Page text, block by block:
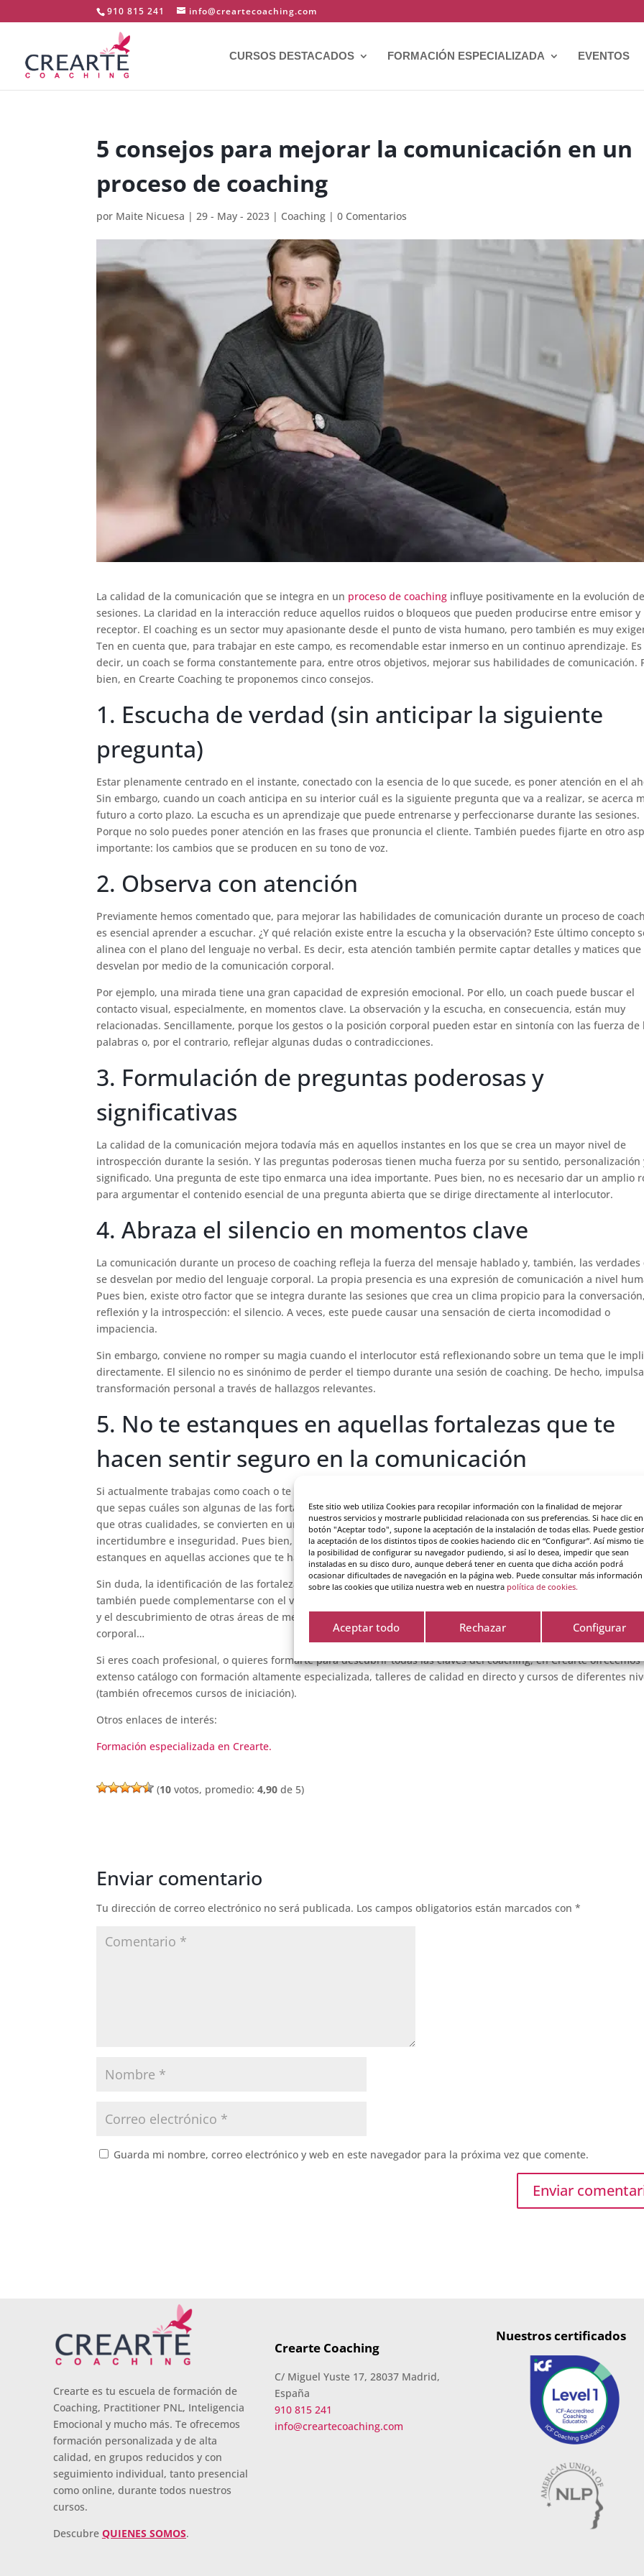
Este sitio web utiliza Cookies para recopilar información con la finalidad de mejorar
nuestros servicios y mostrarle publicidad relacionada con sus preferencias. Si hace clic
botón "Aceptar todo", supone la aceptación de la instalación de todas ellas. Puede
la aceptación de los distintos tipos de cookies haciendo clic en “Configurar”. Así mismo
la posibilidad de configurar su navegador pudiendo, si así lo desea, impedir que sean
instaladas en su disco duro, aunque deberá tener en cuenta que dicha acción podrá
ocasionar dificultades de navegación en la página web. Puede consultar más información
sobre las cookies que utiliza nuestra web en nuestra política de cookies.
Aceptar todo Rechazar Configurar
910 815 241 info@creartecoaching.com
CURSOS DESTACADOS FORMACIÓN ESPECIALIZADA EVENTOS
5 consejos para mejorar la comunicación en un
proceso de coaching
por Maite Nicuesa |29 - May - 2023 | Coaching |0 Comentarios
La calidad de la comunicación que se integra en un proceso de coaching influye positivamente en la evolución
sesiones. La claridad en la interacción reduce aquellos ruidos o bloqueos que pueden producirse entre emisor y
receptor. El coaching es un sector muy apasionante desde el punto de vista humano, pero también es muy
Ten en cuenta que, para trabajar en este campo, es recomendable estar inmerso en un continuo aprendizaje. Es
decir, un coach se forma constantemente para, entre otros objetivos, mejorar sus habilidades de comunicación.
bien, en Crearte Coaching te proponemos cinco consejos.
1. Escucha de verdad (sin anticipar la siguiente
pregunta)
Estar plenamente centrado en el instante, conectado con la esencia de lo que sucede, es poner atención en el
Sin embargo, cuando un coach anticipa en su interior cuál es la siguiente pregunta que va a realizar, se acerca
futuro a corto plazo. La escucha es un aprendizaje que puede entrenarse y perfeccionarse durante las sesiones.
Porque no solo puedes poner atención en las frases que pronuncia el cliente. También puedes fijarte en otro
importante: los cambios que se producen en su tono de voz.
2. Observa con atención
Previamente hemos comentado que, para mejorar las habilidades de comunicación durante un proceso de
es esencial aprender a escuchar. ¿Y qué relación existe entre la escucha y la observación? Este último concepto
alinea con el plano del lenguaje no verbal. Es decir, esta atención también permite captar detalles y matices que
desvelan por medio de la comunicación corporal.
Por ejemplo, una mirada tiene una gran capacidad de expresión emocional. Por ello, un coach puede buscar el
contacto visual, especialmente, en momentos clave. La observación y la escucha, en consecuencia, están muy
relacionadas. Sencillamente, porque los gestos o la posición corporal pueden estar en sintonía con las fuerza de
palabras o, por el contrario, reflejar algunas dudas o contradicciones.
3. Formulación de preguntas poderosas y
significativas
La calidad de la comunicación mejora todavía más en aquellos instantes en los que se crea un mayor nivel de
introspección durante la sesión. Y las preguntas poderosas tienen mucha fuerza por su sentido, personalización
significado. Una pregunta de este tipo enmarca una idea importante. Pues bien, no es necesario dar un amplio
para argumentar el contenido esencial de una pregunta abierta que se dirige directamente al interlocutor.
4. Abraza el silencio en momentos clave
La comunicación durante un proceso de coaching refleja la fuerza del mensaje hablado y, también, las verdades
se desvelan por medio del lenguaje corporal. La propia presencia es una expresión de comunicación a nivel
Pues bien, existe otro factor que se integra durante las sesiones que crea un clima propicio para la
reflexión y la introspección: el silencio. A veces, este puede causar una sensación de cierta incomodidad o
impaciencia.
Sin embargo, conviene no romper su magia cuando el interlocutor está reflexionando sobre un tema que le
directamente. El silencio no es sinónimo de perder el tiempo durante una sesión de coaching. De hecho,
transformación personal a través de hallazgos relevantes.
5. No te estanques en aquellas fortalezas que te
hacen sentir seguro en la comunicación
Si actualmente trabajas como coach o te estás formando para desarrollar esta profesión en el futuro, es muy
que sepas cuáles son algunas de las fortalezas que posees a nivel comunicativo. De hecho, esas fortalezas, al
que otras cualidades, se convierten en un punto de apoyo para quien afronta sus primeras sesiones con cierta
incertidumbre e inseguridad. Pues bien, conecta con tu potencial, con tus capacidades y con tu talento. Pero no
estanques en aquellas acciones que te hacen sentir más seguro cuando sales de tu zona de confort.
Sin duda, la identificación de las fortalezas que muestras en la comunicación durante un proceso de coaching,
también puede complementarse con el valor de la humildad. Una humildad que facilita el camino de la
y el descubrimiento de otras áreas de mejora en relación con el diálogo, la escucha, la observación, el lenguaje
corporal…
Si eres coach profesional, o quieres formarte para descubrir todas las claves del coaching, en Crearte ofrecemos
extenso catálogo con formación altamente especializada, talleres de calidad en directo y cursos de diferentes
(también ofrecemos cursos de iniciación).
Otros enlaces de interés:
Formación especializada en Crearte.
(10 votos, promedio:4,90 de 5)
Enviar comentario
Tu dirección de correo electrónico no será publicada. Los campos obligatorios están marcados con*
Guarda mi nombre, correo electrónico y web en este navegador para la próxima vez que comente.
Crearte es tu escuela de formación de
Coaching, Practitioner PNL, Inteligencia
Emocional y mucho más. Te ofrecemos
formación personalizada y de alta
calidad, en grupos reducidos y con
seguimiento individual, tanto presencial
como online, durante todos nuestros
cursos.
Descubre QUIENES SOMOS.
Crearte Coaching
C/ Miguel Yuste 17, 28037 Madrid,
España
910 815 241
info@creartecoaching.com
Nuestros certificados